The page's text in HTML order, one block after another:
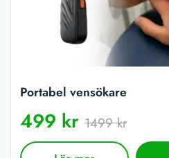
Portabel vensökare
499 kr 1499 kr